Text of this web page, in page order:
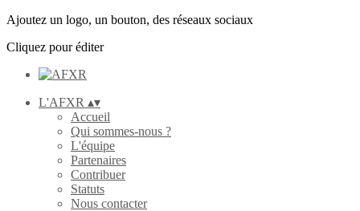
Ajoutez un logo, un bouton, des réseaux sociaux
Cliquez pour éditer
L'AFXR ▴▾
Accueil
Qui sommes-nous ?
L'équipe
Partenaires
Contribuer
Statuts
Nous contacter